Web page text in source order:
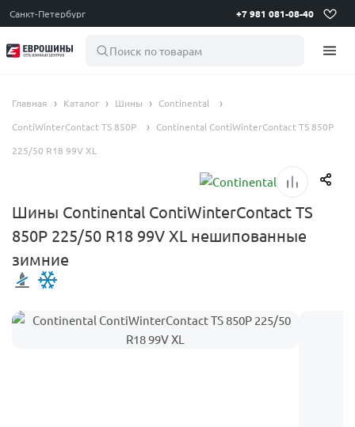
Санкт-Петербург +7 981 081-08-40
Поиск по товарам
Главная Каталог Шины
Continental
ContiWinterContact TS 850P
Continental ContiWinterContact TS 850P
225/50 R18 99V XL
Шины Continental ContiWinterContact TS
850P 225/50 R18 99V XL нешипованные
зимние